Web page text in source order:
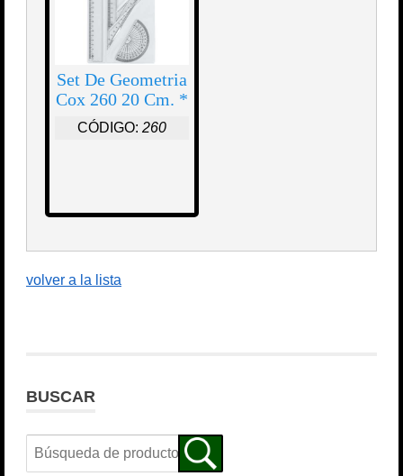
Set De Geometria
Cox 260 20 Cm. *
CÓDIGO: 260
volver a la lista
BUSCAR